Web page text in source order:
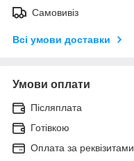
Самовивіз
Всі умови доставки
Умови оплати
Післяплата
Готівкою
Оплата за реквізитами